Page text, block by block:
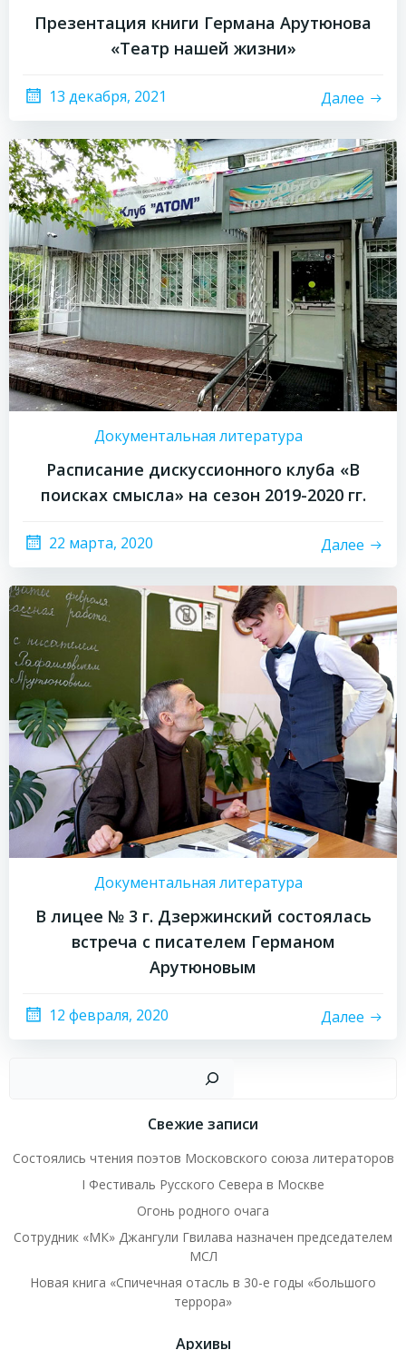
Презентация книги Германа Арутюнова
«Театр нашей жизни»
13 декабря, 2021 Далее
Документальная литература
Расписание дискуссионного клуба «В
поисках смысла» на сезон 2019-2020 гг.
22 марта, 2020 Далее
Документальная литература
В лицее № 3 г. Дзержинский состоялась
встреча с писателем Германом
Арутюновым
12 февраля, 2020 Далее
Свежие записи
Состоялись чтения поэтов Московского союза литераторов
I Фестиваль Русского Севера в Москве
Огонь родного очага
Сотрудник «МК» Джангули Гвилава назначен председателем
МСЛ
Новая книга «Спичечная отасль в 30-е годы «большого
террора»
Архивы